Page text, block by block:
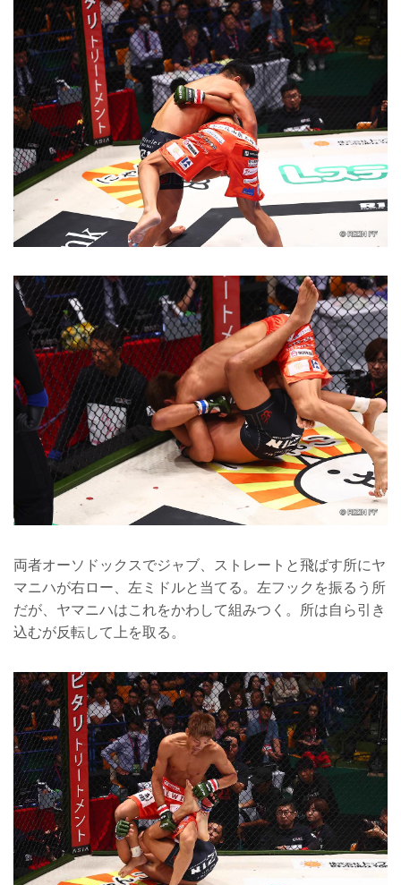
両者オーソドックスでジャブ、ストレートと飛ばす所にヤ
マニハが右ロー、左ミドルと当てる。左フックを振るう所
だが、ヤマニハはこれをかわして組みつく。所は自ら引き
込むが反転して上を取る。